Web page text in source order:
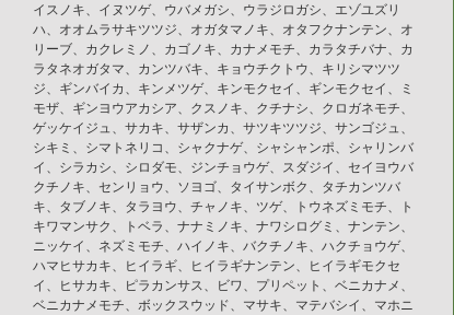
イスノキ、イヌツゲ、ウバメガシ、ウラジロガシ、エゾユズリ
ハ、オオムラサキツツジ、オガタマノキ、オタフクナンテン、オ
リーブ、カクレミノ、カゴノキ、カナメモチ、カラタチバナ、カ
ラタネオガタマ、カンツバキ、キョウチクトウ、キリシマツツ
ジ、ギンバイカ、キンメツゲ、キンモクセイ、ギンモクセイ、ミ
モザ、ギンヨウアカシア、クスノキ、クチナシ、クロガネモチ、
ゲッケイジュ、サカキ、サザンカ、サツキツツジ、サンゴジュ、
シキミ、シマトネリコ、シャクナゲ、シャシャンポ、シャリンバ
イ、シラカシ、シロダモ、ジンチョウゲ、スダジイ、セイヨウバ
クチノキ、センリョウ、ソヨゴ、タイサンボク、タチカンツバ
キ、タブノキ、タラヨウ、チャノキ、ツゲ、トウネズミモチ、ト
キワマンサク、トベラ、ナナミノキ、ナワシログミ、ナンテン、
ニッケイ、ネズミモチ、ハイノキ、バクチノキ、ハクチョウゲ、
ハマヒサカキ、ヒイラギ、ヒイラギナンテン、ヒイラギモクセ
イ、ヒサカキ、ピラカンサス、ビワ、プリペット、ベニカナメ、
ベニカナメモチ、ボックスウッド、マサキ、マテバシイ、マホニ